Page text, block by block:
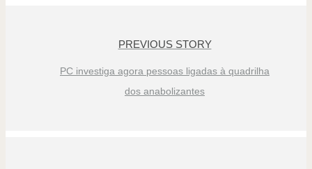
PREVIOUS STORY
PC investiga agora pessoas ligadas à quadrilha
dos anabolizantes